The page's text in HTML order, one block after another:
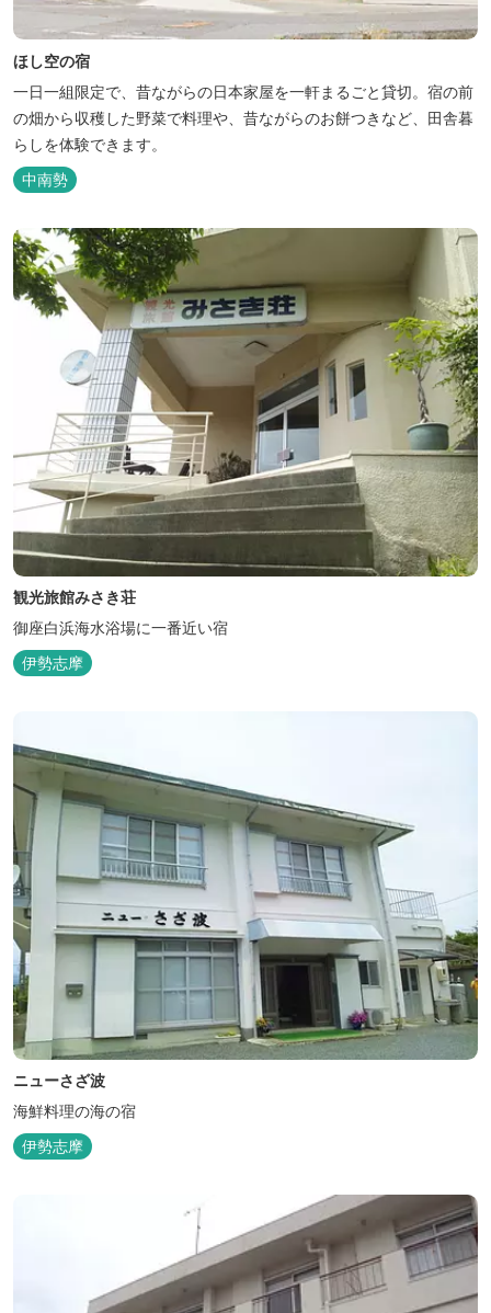
ほし空の宿
一日一組限定で、昔ながらの日本家屋を一軒まるごと貸切。宿の前
の畑から収穫した野菜で料理や、昔ながらのお餅つきなど、田舎暮
らしを体験できます。
中南勢
観光旅館みさき荘
御座白浜海水浴場に一番近い宿
伊勢志摩
ニューさざ波
海鮮料理の海の宿
伊勢志摩